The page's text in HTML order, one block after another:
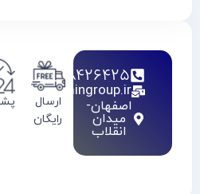
02128426425
info@haamingroup.ir
اصفهان-
میدان
انقلاب
ارسال
رایگان